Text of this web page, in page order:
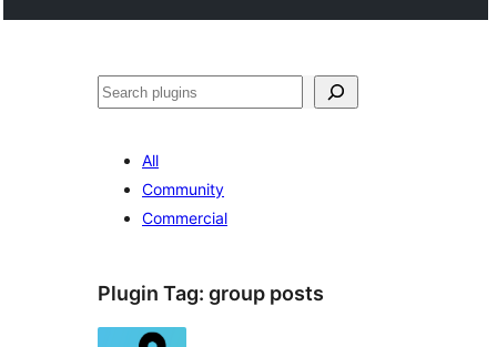
ရှာ
All
Community
Commercial
Plugin Tag: group posts